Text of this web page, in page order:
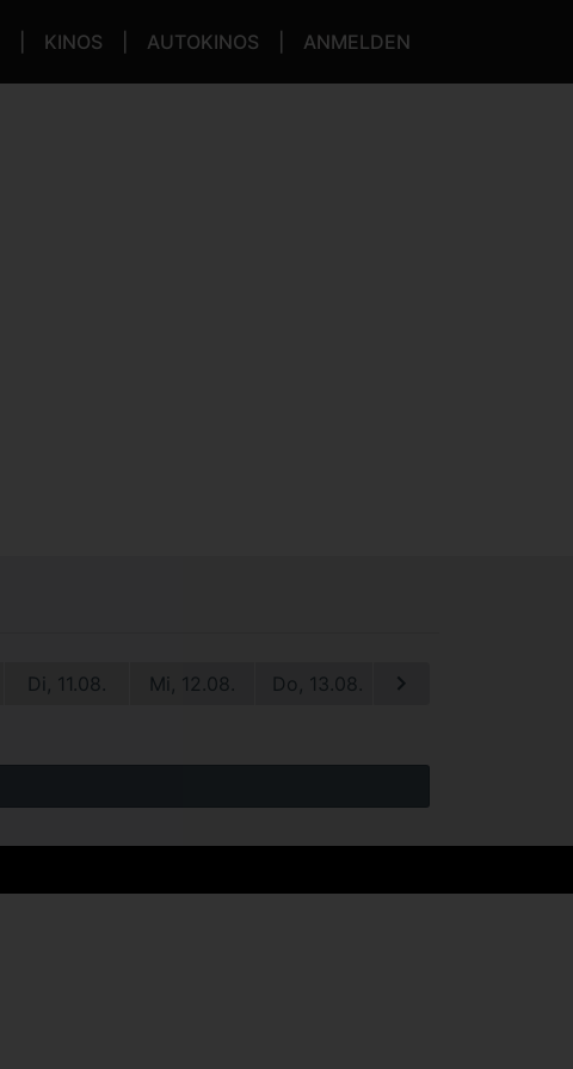
KINOS AUTOKINOS ANMELDEN
Di, 11.08. Mi, 12.08. Do, 13.08. Fr, 14.08.